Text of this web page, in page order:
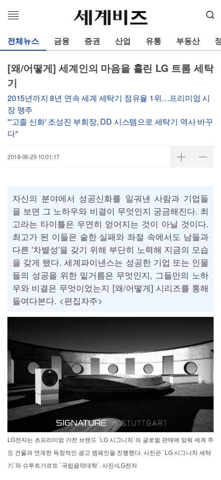
메
열
기
전체뉴스 금융 증권 산업 유통 부동산
[왜/어떻게] 세계인의 마음을 홀린 LG 트롬 세탁
기
2015년까지 8년 연속 세계 세탁기 점유율 1위…프리미엄 시
장 맹주
"'고졸 신화' 조성진 부회장, DD 시스템으로 세탁기 역사 바꾸
다"
2018-06-29 10:01:17
자신의 분야에서 성공신화를 일궈낸 사람과 기업들
을 보면 그 노하우와 비결이 무엇인지 궁금해진다. 최
고라는 타이틀은 우연히 얻어지는 것이 아닐 것이다.
최고가 된 이들은 숱한 실패와 좌절 속에서도 남들과
다른 '차별성'을 갖기 위해 부단히 노력해 지금의 모습
을 갖게 됐다. 세계파이낸스는 성공한 기업 또는 인물
들의 성공을 위한 밑거름은 무엇인지, 그들만의 노하
우와 비결은 무엇이었는지 [왜/어떻게] 시리즈를 통해
들여다본다. <편집자주>
LG전자는 초프리미엄 가전 브랜드 `LG 시그니처`의 글로벌 판매에 맞춰 세계 주
요 건물과 연계한 독창적인 광고 캠페인을 진행했다. 사진은 `LG 시그니처 세탁
기`와 슈투트가르트 `국립음악대학`. 사진=LG전자